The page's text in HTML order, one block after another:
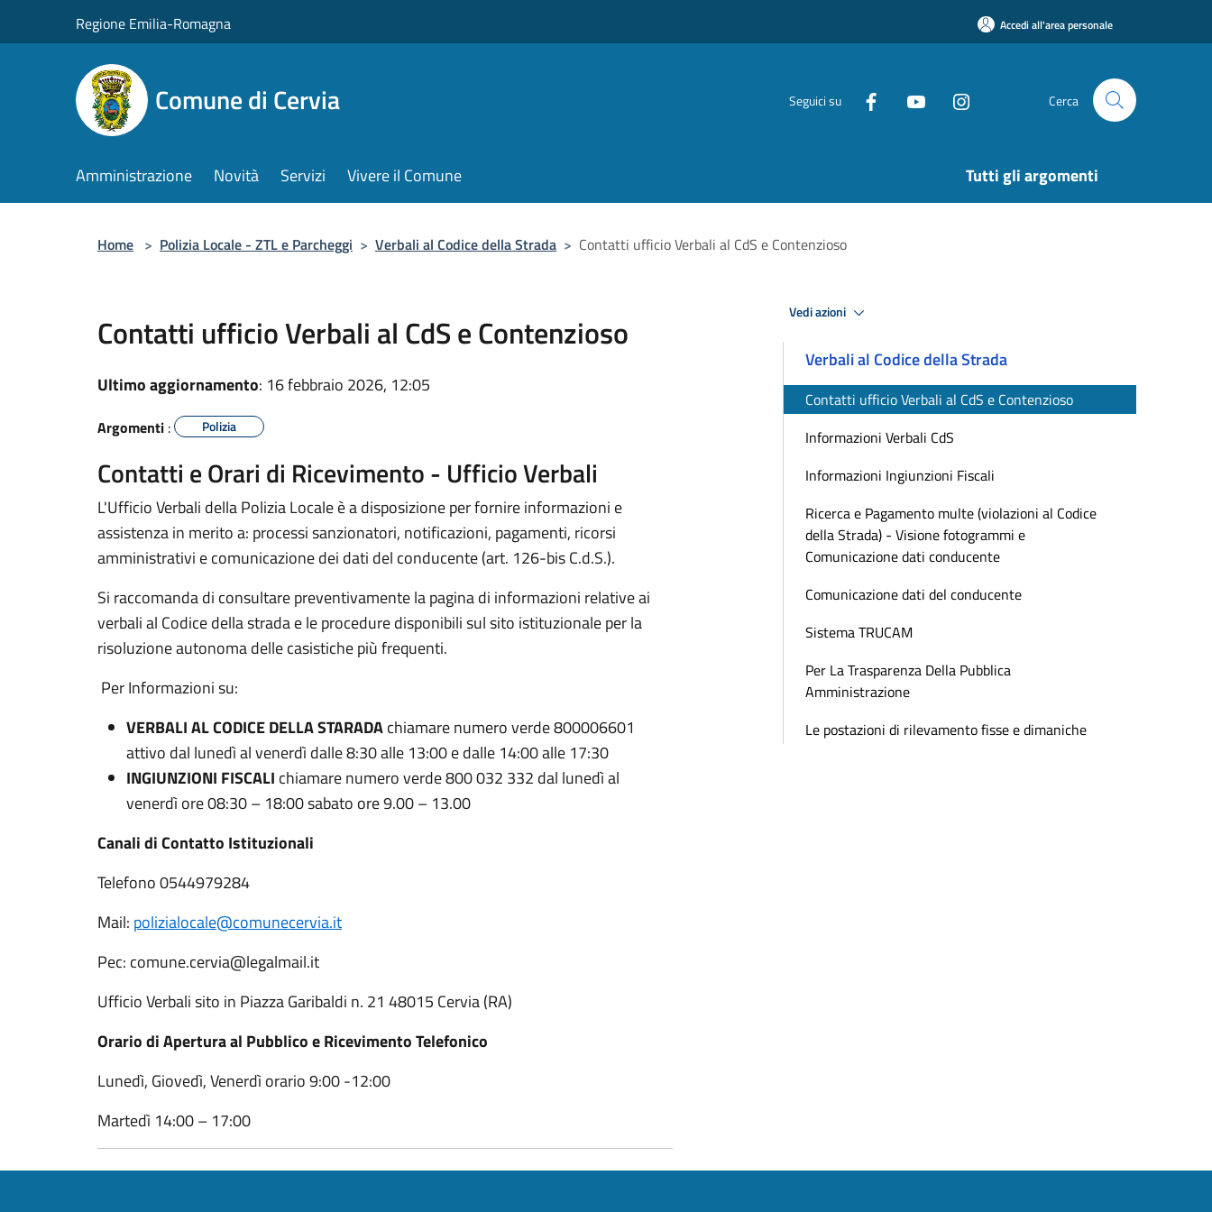
Regione Emilia-Romagna Accedi all'area personale
Comune di Cervia Seguici su Cerca
Amministrazione Novità Servizi Vivere il Comune Tutti gli argomenti
Home > Polizia Locale - ZTL e Parcheggi > Verbali al Codice della Strada > Contatti ufficio Verbali al CdS e Contenzioso
Contatti ufficio Verbali al CdS e Contenzioso
Ultimo aggiornamento: 16 febbraio 2026, 12:05
Argomenti : Polizia
Contatti e Orari di Ricevimento - Ufficio Verbali
L'Ufficio Verbali della Polizia Locale è a disposizione per fornire informazioni e
assistenza in merito a: processi sanzionatori, notificazioni, pagamenti, ricorsi
amministrativi e comunicazione dei dati del conducente (art. 126-bis C.d.S.).
Si raccomanda di consultare preventivamente la pagina di informazioni relative ai
verbali al Codice della strada e le procedure disponibili sul sito istituzionale per la
risoluzione autonoma delle casistiche più frequenti.
Per Informazioni su:
VERBALI AL CODICE DELLA STARADAchiamare numero verde 800006601
attivo dal lunedì al venerdì dalle 8:30 alle 13:00 e dalle 14:00 alle 17:30
INGIUNZIONI FISCALI chiamare numero verde 800 032 332 dal lunedì al
venerdì ore 08:30 – 18:00 sabato ore 9.00 – 13.00
Canali di Contatto Istituzionali
Telefono 0544979284
Mail: polizialocale@comunecervia.it
Pec: comune.cervia@legalmail.it
Ufficio Verbali sito in Piazza Garibaldi n. 21 48015 Cervia (RA)
Orario di Apertura al Pubblico e Ricevimento Telefonico
Lunedì, Giovedì, Venerdì orario 9:00 -12:00
Martedì 14:00 – 17:00
Vedi azioni
Verbali al Codice della Strada
Contatti ufficio Verbali al CdS e Contenzioso
Informazioni Verbali CdS
Informazioni Ingiunzioni Fiscali
Ricerca e Pagamento multe (violazioni al Codice
della Strada) - Visione fotogrammi e
Comunicazione dati conducente
Comunicazione dati del conducente
Sistema TRUCAM
Per La Trasparenza Della Pubblica
Amministrazione
Le postazioni di rilevamento fisse e dimaniche